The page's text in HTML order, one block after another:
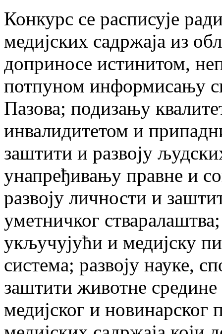
Конкурс се расписује
медијских садржаја из
доприносе истинитом,
потпуном информисању
Пазова; подизању
инвалидитетом и
заштити и развоју
унапређивању правне и
развоју личности и
уметничког
укључујући и медијску
система; развоју науке,
заштити животне
медијског и новинарског